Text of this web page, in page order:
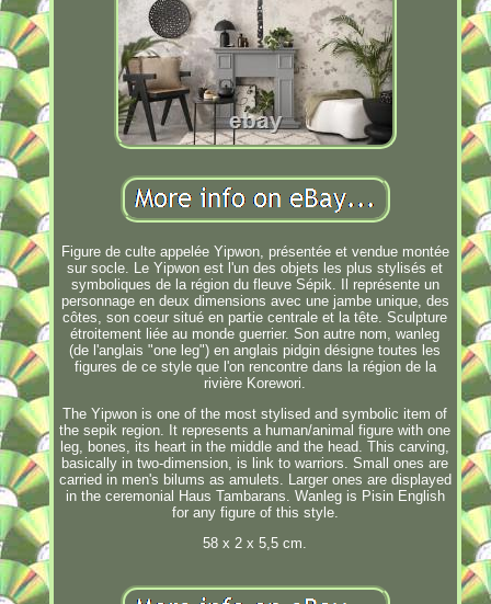
Figure de culte appelée Yipwon, présentée et vendue montée
sur socle. Le Yipwon est l'un des objets les plus stylisés et
symboliques de la région du fleuve Sépik. Il représente un
personnage en deux dimensions avec une jambe unique, des
côtes, son coeur situé en partie centrale et la tête. Sculpture
étroitement liée au monde guerrier. Son autre nom, wanleg
(de l'anglais "one leg") en anglais pidgin désigne toutes les
figures de ce style que l'on rencontre dans la région de la
rivière Korewori.
The Yipwon is one of the most stylised and symbolic item of
the sepik region. It represents a human/animal figure with one
leg, bones, its heart in the middle and the head. This carving,
basically in two-dimension, is link to warriors. Small ones are
carried in men's bilums as amulets. Larger ones are displayed
in the ceremonial Haus Tambarans. Wanleg is Pisin English
for any figure of this style.
58 x 2 x 5,5 cm.